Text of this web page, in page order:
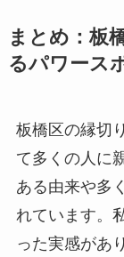
まとめ：板
るパワース
板橋区の縁切
て多くの人に
ある由来や多
れています。
った実感があ